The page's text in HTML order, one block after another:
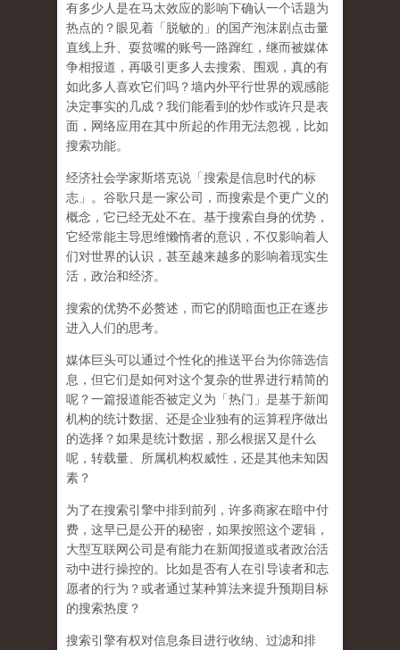
有多少人是在马太效应的影响下确认一个话题为
热点的？眼见着「脱敏的」的国产泡沫剧点击量
直线上升、耍贫嘴的账号一路蹿红，继而被媒体
争相报道，再吸引更多人去搜索、围观，真的有
如此多人喜欢它们吗？墙内外平行世界的观感能
决定事实的几成？我们能看到的炒作或许只是表
面，网络应用在其中所起的作用无法忽视，比如
搜索功能。
经济社会学家斯塔克说「搜索是信息时代的标
志」。谷歌只是一家公司，而搜索是个更广义的
概念，它已经无处不在。基于搜索自身的优势，
它经常能主导思维懒惰者的意识，不仅影响着人
们对世界的认识， 甚至越来越多的影响着现实生
活，政治和经济。
搜索的优势不必赘述，而它的阴暗面也正在逐步
进入人们的思考。
媒体巨头可以通过个性化的推送平台为你筛选信
息，但它们是如何对这个复杂的世界进行精简的
呢？一篇报道能否被定义为「热门」是基于新闻
机构的统计数据、还是企业独有的运算程序做出
的选择？如果是统计数据，那么根据又是什么
呢，转载量、所属机构权威性，还是其他未知因
素？
为了在搜索引擎中排到前列，许多商家在暗中付
费，这早已是公开的秘密，如果按照这个逻辑，
大型互联网公司是有能力在新闻报道或者政治活
动中进行操控的。比如是否有人在引导读者和志
愿者的行为？或者通过某种算法来提升预期目标
的搜索热度？
搜索引擎有权对信息条目进行收纳、过滤和排